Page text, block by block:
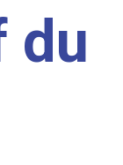
du